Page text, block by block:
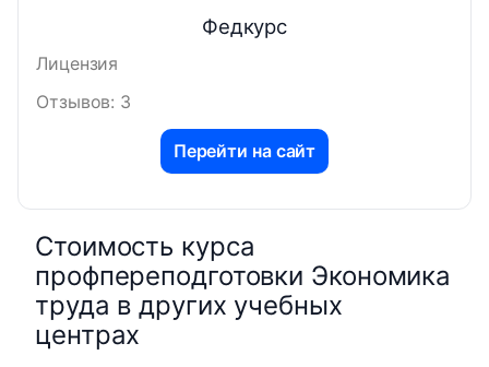
Федкурс
Лицензия
Отзывов: 3
Перейти на сайт
Стоимость курса
профпереподготовки Экономика
труда в других учебных
центрах